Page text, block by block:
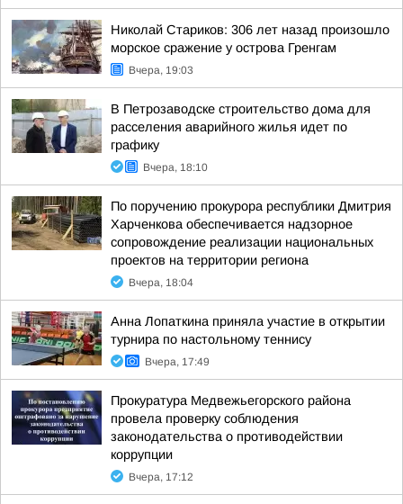
Николай Стариков: 306 лет назад произошло
морское сражение у острова Гренгам
Вчера, 19:03
В Петрозаводске строительство дома для
расселения аварийного жилья идет по
графику
Вчера, 18:10
По поручению прокурора республики Дмитрия
Харченкова обеспечивается надзорное
сопровождение реализации национальных
проектов на территории региона
Вчера, 18:04
Анна Лопаткина приняла участие в открытии
турнира по настольному теннису
Вчера, 17:49
Прокуратура Медвежьегорского района
провела проверку соблюдения
законодательства о противодействии
коррупции
Вчера, 17:12